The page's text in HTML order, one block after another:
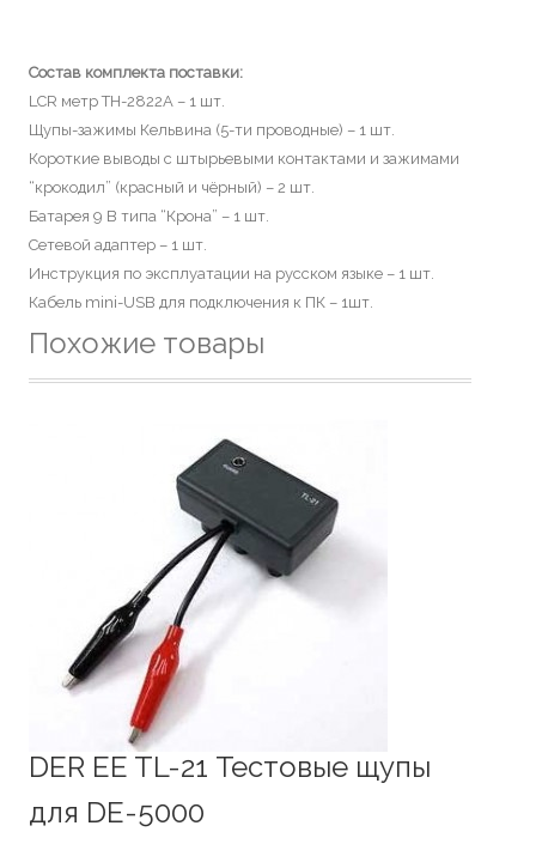
Состав комплекта поставки:
LCR метр TH-2822A – 1 шт.
Щупы-зажимы Кельвина (5-ти проводные) – 1 шт.
Короткие выводы с штырьевыми контактами и зажимами
“крокодил” (красный и чёрный) – 2 шт.
Батарея 9 В типа “Крона” – 1 шт.
Сетевой адаптер – 1 шт.
Инструкция по эксплуатации на русском языке – 1 шт.
Кабель mini-USB для подключения к ПК – 1шт.
Похожие товары
DER EE TL-21 Тестовые щупы
для DE-5000